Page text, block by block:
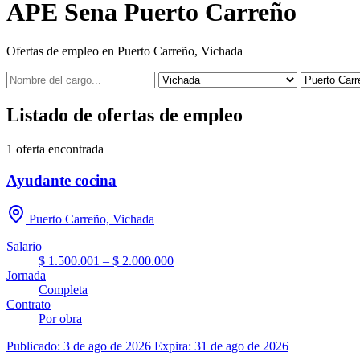
APE Sena Puerto Carreño
Ofertas de empleo en Puerto Carreño, Vichada
Listado de ofertas de empleo
1 oferta encontrada
Ayudante cocina
Puerto Carreño, Vichada
Salario
$ 1.500.001 – $ 2.000.000
Jornada
Completa
Contrato
Por obra
Publicado: 3 de ago de 2026 Expira: 31 de ago de 2026